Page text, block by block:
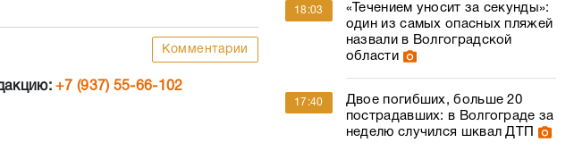
Комментарии
+7 (937) 55-66-102
18:03
«Течением уносит за секунды»:
один из самых опасных пляжей
назвали в Волгоградской
области
17:40
Двое погибших, больше 20
пострадавших: в Волгограде за
неделю случился шквал ДТП